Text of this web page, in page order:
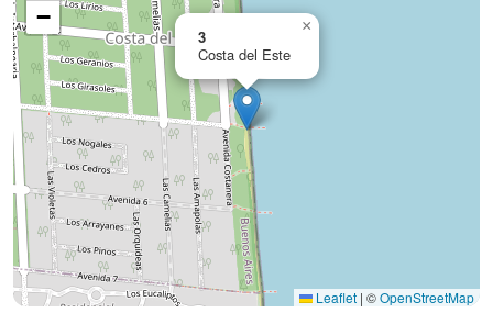
3
Costa del Este
×
−
Leaflet | ©OpenStreetMap